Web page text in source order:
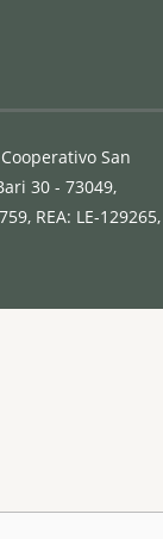
San
30 - 73049,
REA: LE-129265,